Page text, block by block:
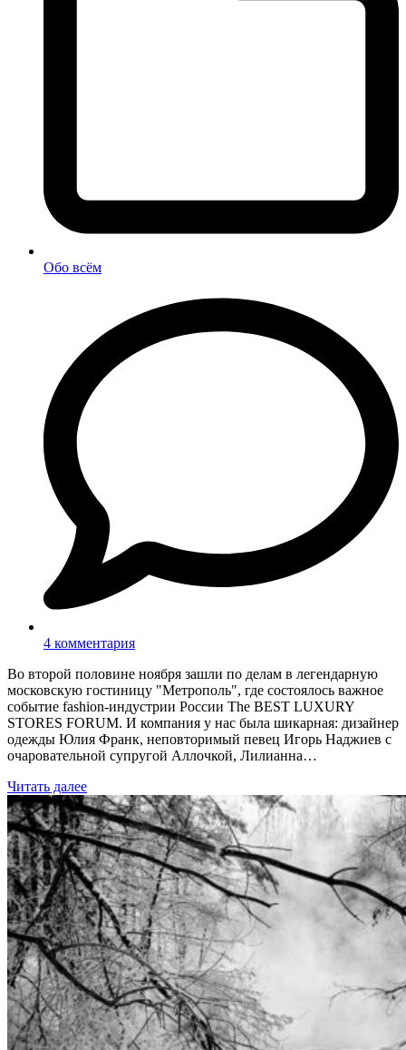
Обо всём
4 комментария
Во второй половине ноября зашли по делам в легендарную
московскую гостиницу "Метрополь", где состоялось важное
событие fashion-индустрии России The BEST LUXURY
STORES FORUM. И компания у нас была шикарная: дизайнер
одежды Юлия Франк, неповторимый певец Игорь Наджиев с
очаровательной супругой Аллочкой, Лилианна…
Читать далее